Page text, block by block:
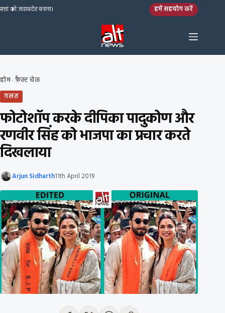
Skip to content
सत्ता को जवाबदेह बनाना। हमें सहयोग करें
होम› फ़ैक्ट चेक
ग़लत
फोटोशॉप करके दीपिका पादुकोण और
रणवीर सिंह को भाजपा का प्रचार करते
दिखलाया
Arjun Sidharth11th April 2019